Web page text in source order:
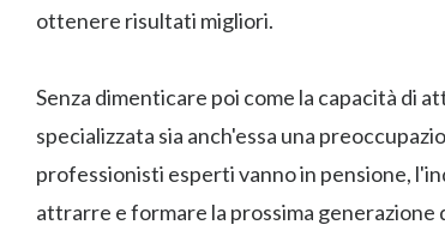
ottenere risultati migliori.
Senza dimenticare poi come la capacità di
specializzata sia anch'essa una
professionisti esperti vanno in pensione,
attrarre e formare la prossima